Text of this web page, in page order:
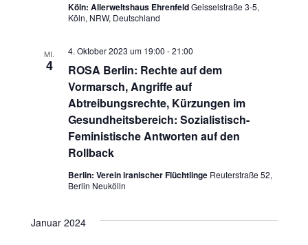
i
t
e
,
N
Köln: Allerweltshaus EhrenfeldGeisselstraße 3-5,
Köln, NRW, Deutschland
MI.
4
ROSA Berlin: Rechte auf dem
Vormarsch, Angriffe auf
Abtreibungsrechte, Kürzungen im
Gesundheitsbereich: Sozialistisch-
Feministische Antworten auf den
Rollback
4. Oktober 2023 um 19:00 -21:00
Berlin: Verein iranischer Flüchtlinge Reuterstraße 52,
Berlin Neukölln
Januar 2024